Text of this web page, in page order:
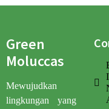
Green
Moluccas
Mewujudkan
lingkungan yang